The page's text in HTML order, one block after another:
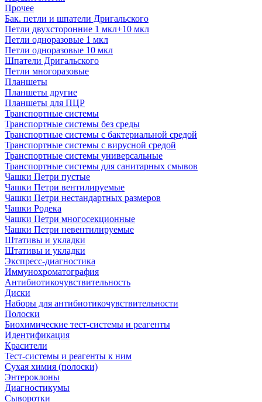
Прочее
Бак. петли и шпатели Дригальского
Петли двухсторонние 1 мкл+10 мкл
Петли одноразовые 1 мкл
Петли одноразовые 10 мкл
Шпатели Дригальского
Петли многоразовые
Планшеты
Планшеты другие
Планшеты для ПЦР
Транспортные системы
Транспортные системы без среды
Транспортные системы с бактериальной средой
Транспортные системы с вирусной средой
Транспортные системы универсальные
Транспортные системы для санитарных смывов
Чашки Петри пустые
Чашки Петри вентилируемые
Чашки Петри нестандартных размеров
Чашки Родека
Чашки Петри многосекционные
Чашки Петри невентилируемые
Штативы и укладки
Штативы и укладки
Экспресс-диагностика
Иммунохроматография
Антибиотикочувствительность
Диски
Наборы для антибиотикочувствительности
Полоски
Биохимические тест-системы и реагенты
Идентификация
Красители
Тест-системы и реагенты к ним
Сухая химия (полоски)
Энтероклоны
Диагностикумы
Сыворотки